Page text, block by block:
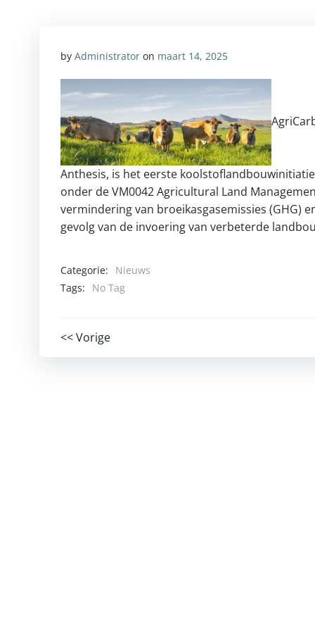
by Administrator on maart 14, 2025
Anthesis, is het eerste
onder de VM0042 Agricultural Land
vermindering van broeikasgasemissies (GHG)
gevolg van de invoering van verbeterde
Categorie:
Nieuws
Tags:
No Tag
Post
<< Vorige